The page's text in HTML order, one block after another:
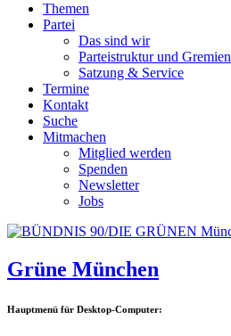
Themen
Partei
Das sind wir
Parteistruktur und Gremien
Satzung & Service
Termine
Kontakt
Suche
Mitmachen
Mitglied werden
Spenden
Newsletter
Jobs
Grüne München
Hauptmenü für Desktop-Computer: